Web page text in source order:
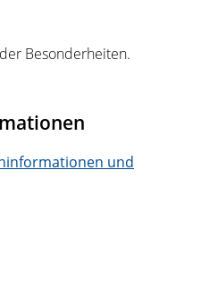
Besonderheiten.
und